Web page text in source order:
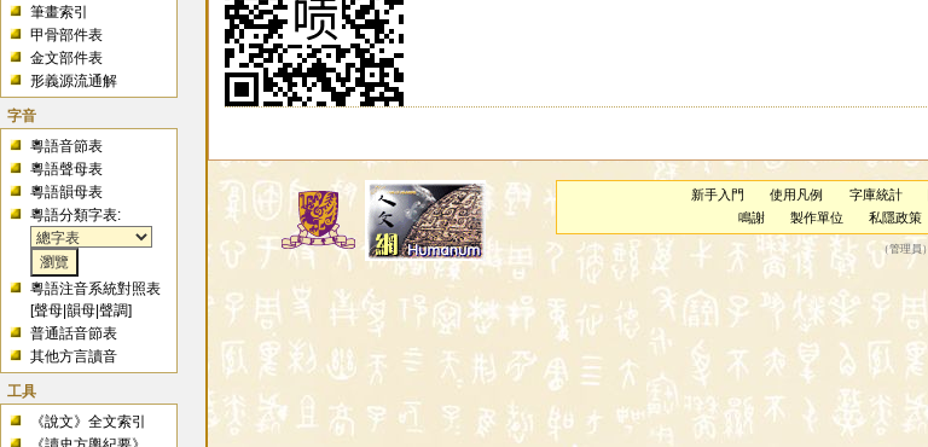
筆畫索引
甲骨部件表
金文部件表
形義源流通解
字音
粵語音節表
粵語聲母表
粵語韻母表
粵語分類字表:
粵語注音系統對照表
[聲母 |韻母 |聲調]
普通話音節表
其他方言讀音
工具
《說文》全文索引
新手入門 使用凡例 字庫統計
鳴謝
製作單位 私隱政策
（管理員）